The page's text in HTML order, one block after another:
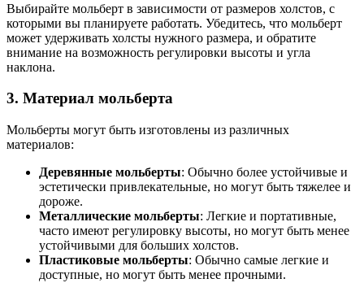
Выбирайте мольберт в зависимости от размеров холстов, с
которыми вы планируете работать. Убедитесь, что мольберт
может удерживать холсты нужного размера, и обратите
внимание на возможность регулировки высоты и угла
наклона.
3. Материал мольберта
Мольберты могут быть изготовлены из различных
материалов:
Деревянные мольберты: Обычно более устойчивые и
эстетически привлекательные, но могут быть тяжелее и
дороже.
Металлические мольберты: Легкие и портативные,
часто имеют регулировку высоты, но могут быть менее
устойчивыми для больших холстов.
Пластиковые мольберты: Обычно самые легкие и
доступные, но могут быть менее прочными.